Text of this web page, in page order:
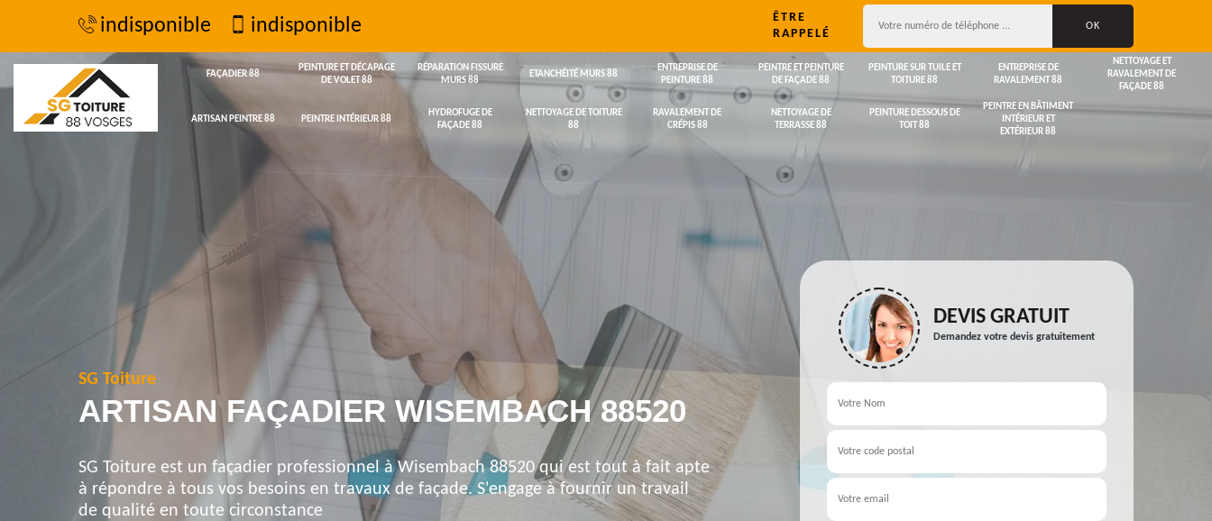
indisponible indisponible
ÊTRE
RAPPELÉ
FAÇADIER 88
PEINTURE ET DÉCAPAGE
DE VOLET 88
RÉPARATION FISSURE
MURS 88
ETANCHÉITÉ MURS 88
ENTREPRISE DE
PEINTURE 88
PEINTRE ET PEINTURE
DE FAÇADE 88
PEINTURE SUR TUILE ET
TOITURE 88
ENTREPRISE DE
RAVALEMENT 88
NETTOYAGE ET
RAVALEMENT DE
FAÇADE 88
ARTISAN PEINTRE 88 PEINTRE INTÉRIEUR 88
HYDROFUGE DE
FAÇADE 88
NETTOYAGE DE TOITURE
88
RAVALEMENT DE
CRÉPIS 88
NETTOYAGE DE
TERRASSE 88
PEINTURE DESSOUS DE
TOIT 88
PEINTRE EN BÂTIMENT
INTÉRIEUR ET
EXTÉRIEUR 88
SG Toiture
ARTISAN FAÇADIER WISEMBACH 88520
SG Toiture est un façadier professionnel à Wisembach 88520 qui est tout à fait apte
à répondre à tous vos besoins en travaux de façade. S'engage à fournir un travail
de qualité en toute circonstance
DEVIS GRATUIT
Demandez votre devis gratuitement